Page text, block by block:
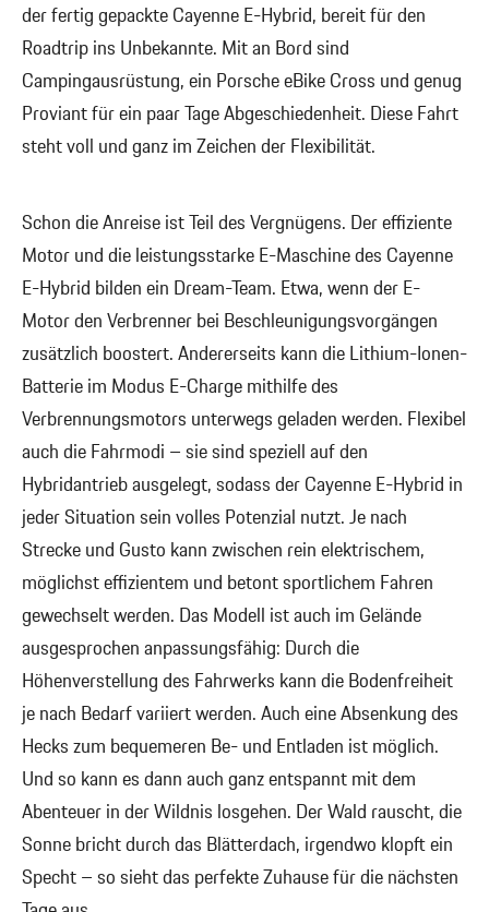
der fertig gepackte Cayenne E-Hybrid, bereit für den
Roadtrip ins Unbekannte. Mit an Bord sind
Campingausrüstung, ein Porsche eBike Cross und genug
Proviant für ein paar Tage Abgeschiedenheit. Diese Fahrt
steht voll und ganz im Zeichen der Flexibilität.
Schon die Anreise ist Teil des Vergnügens. Der effiziente
Motor und die leistungsstarke E-Maschine des Cayenne
E-Hybrid bilden ein Dream-Team. Etwa, wenn der E-
Motor den Verbrenner bei Beschleunigungsvorgängen
zusätzlich boostert. Andererseits kann die Lithium-Ionen-
Batterie im Modus E-Charge mithilfe des
Verbrennungsmotors unterwegs geladen werden. Flexibel
auch die Fahrmodi – sie sind speziell auf den
Hybridantrieb ausgelegt, sodass der Cayenne E-Hybrid in
jeder Situation sein volles Potenzial nutzt. Je nach
Strecke und Gusto kann zwischen rein elektrischem,
möglichst effizientem und betont sportlichem Fahren
gewechselt werden. Das Modell ist auch im Gelände
ausgesprochen anpassungsfähig: Durch die
Höhenverstellung des Fahrwerks kann die Bodenfreiheit
je nach Bedarf variiert werden. Auch eine Absenkung des
Hecks zum bequemeren Be- und Entladen ist möglich.
Und so kann es dann auch ganz entspannt mit dem
Abenteuer in der Wildnis losgehen. Der Wald rauscht, die
Sonne bricht durch das Blätterdach, irgendwo klopft ein
Specht – so sieht das perfekte Zuhause für die nächsten